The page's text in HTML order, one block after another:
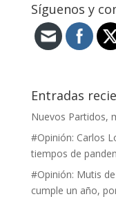
Síguenos y
Entradas
Nuevos Partidos,
#Opinión: Carlos
tiempos de
#Opinión: Mutis
cumple un año,